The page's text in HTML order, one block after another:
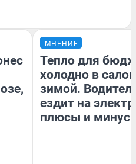
МНЕНИЕ
Тепло для
холодно в
зимой.
ездит на
плюсы и